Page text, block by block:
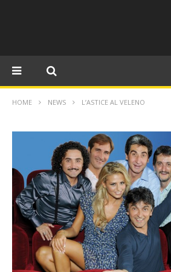
HOME NEWS L’ASTICE AL VELENO